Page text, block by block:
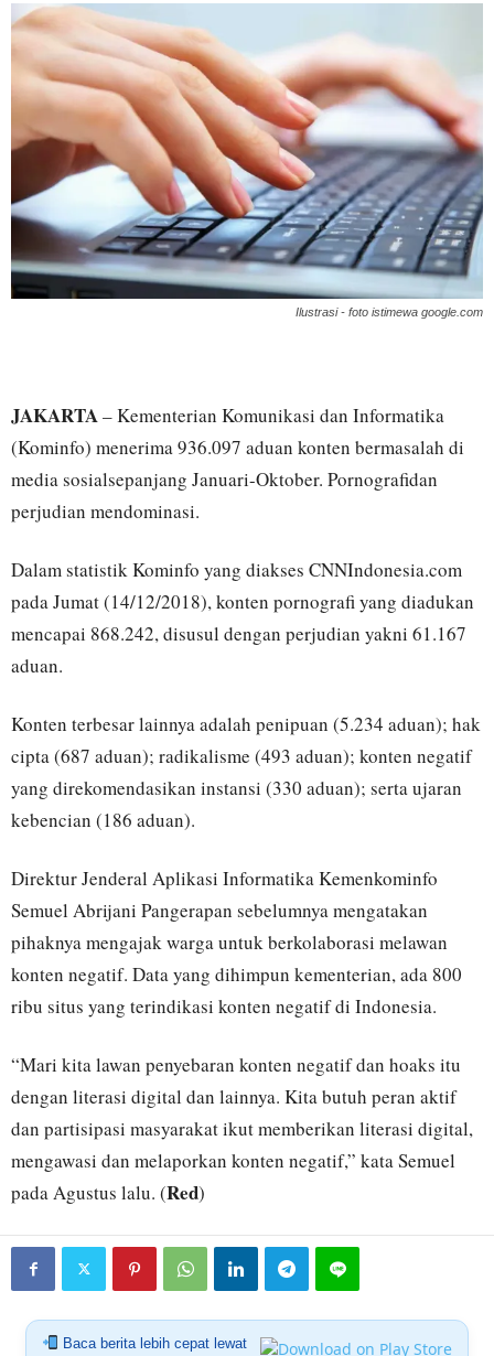
Ilustrasi - foto istimewa google.com
JAKARTA– Kementerian Komunikasi dan Informatika
(Kominfo) menerima 936.097 aduan konten bermasalah di
media sosialsepanjang Januari-Oktober. Pornografidan
perjudian mendominasi.
Dalam statistik Kominfo yang diakses CNNIndonesia.com
pada Jumat (14/12/2018), konten pornografi yang diadukan
mencapai 868.242, disusul dengan perjudian yakni 61.167
aduan.
Konten terbesar lainnya adalah penipuan (5.234 aduan); hak
cipta (687 aduan); radikalisme (493 aduan); konten negatif
yang direkomendasikan instansi (330 aduan); serta ujaran
kebencian (186 aduan).
Direktur Jenderal Aplikasi Informatika Kemenkominfo
Semuel Abrijani Pangerapan sebelumnya mengatakan
pihaknya mengajak warga untuk berkolaborasi melawan
konten negatif. Data yang dihimpun kementerian, ada 800
ribu situs yang terindikasi konten negatif di Indonesia.
“Mari kita lawan penyebaran konten negatif dan hoaks itu
dengan literasi digital dan lainnya. Kita butuh peran aktif
dan partisipasi masyarakat ikut memberikan literasi digital,
mengawasi dan melaporkan konten negatif,” kata Semuel
pada Agustus lalu. (Red)
Baca berita lebih cepat lewat